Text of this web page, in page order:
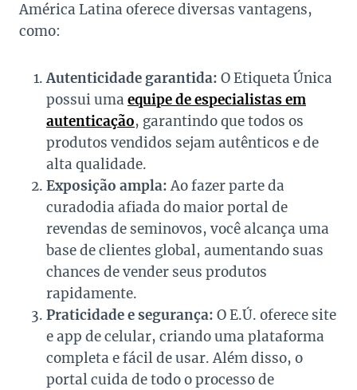
América Latina oferece diversas vantagens,
como:
Autenticidade garantida: O Etiqueta Única
possui uma equipe de especialistas em
autenticação, garantindo que todos os
produtos vendidos sejam autênticos e de
alta qualidade.
Exposição ampla:Ao fazer parte da
curadodia afiada do maior portal de
revendas de seminovos, você alcança uma
base de clientes global, aumentando suas
chances de vender seus produtos
rapidamente.
Praticidade e segurança: O E.Ú. oferece site
e app de celular, criando uma plataforma
completa e fácil de usar. Além disso, o
portal cuida de todo o processo de